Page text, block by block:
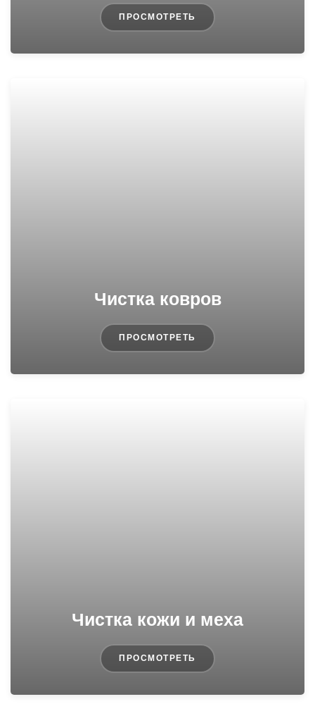
ПРОСМОТРЕТЬ
Чистка ковров
ПРОСМОТРЕТЬ
Чистка кожи и меха
ПРОСМОТРЕТЬ